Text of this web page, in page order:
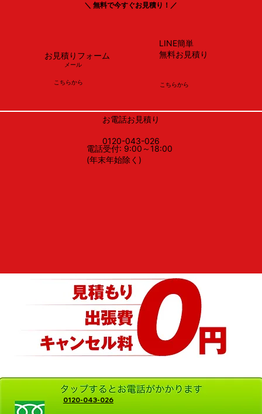
LINE簡単
無料お見積り
​こちらから
0120-043-026
お電話お見積り
電話受付: 9:00～18:00
(年末年始除く)
お見積りフォーム
​こちらから
メール
＼ 無料で今すぐお見積り！／
0120-043-026